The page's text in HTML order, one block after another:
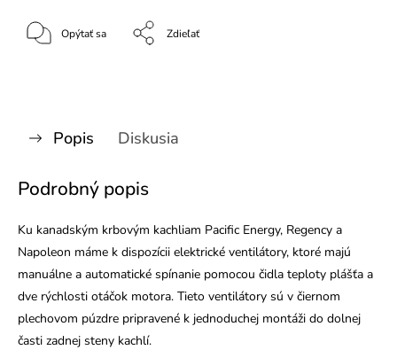
Opýtať sa Zdieľať
Popis Diskusia
Podrobný popis
Ku kanadským krbovým kachliam Pacific Energy, Regency a
Napoleon máme k dispozícii elektrické ventilátory, ktoré majú
manuálne a automatické spínanie pomocou čidla teploty plášťa a
dve rýchlosti otáčok motora. Tieto ventilátory sú v čiernom
plechovom púzdre pripravené k jednoduchej montáži do dolnej
časti zadnej steny kachlí.